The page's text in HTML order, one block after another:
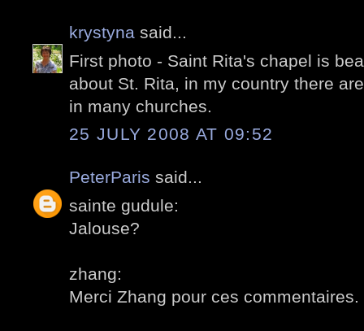
krystyna said...
First photo - Saint Rita's chapel is
about St. Rita, in my country there
in many churches.
25 JULY 2008 AT 09:52
PeterParis said...
sainte gudule:
Jalouse?
zhang:
Merci Zhang pour ces